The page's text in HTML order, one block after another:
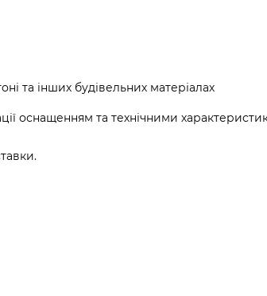
та інших будівельних матеріалах
оснащенням та технічними